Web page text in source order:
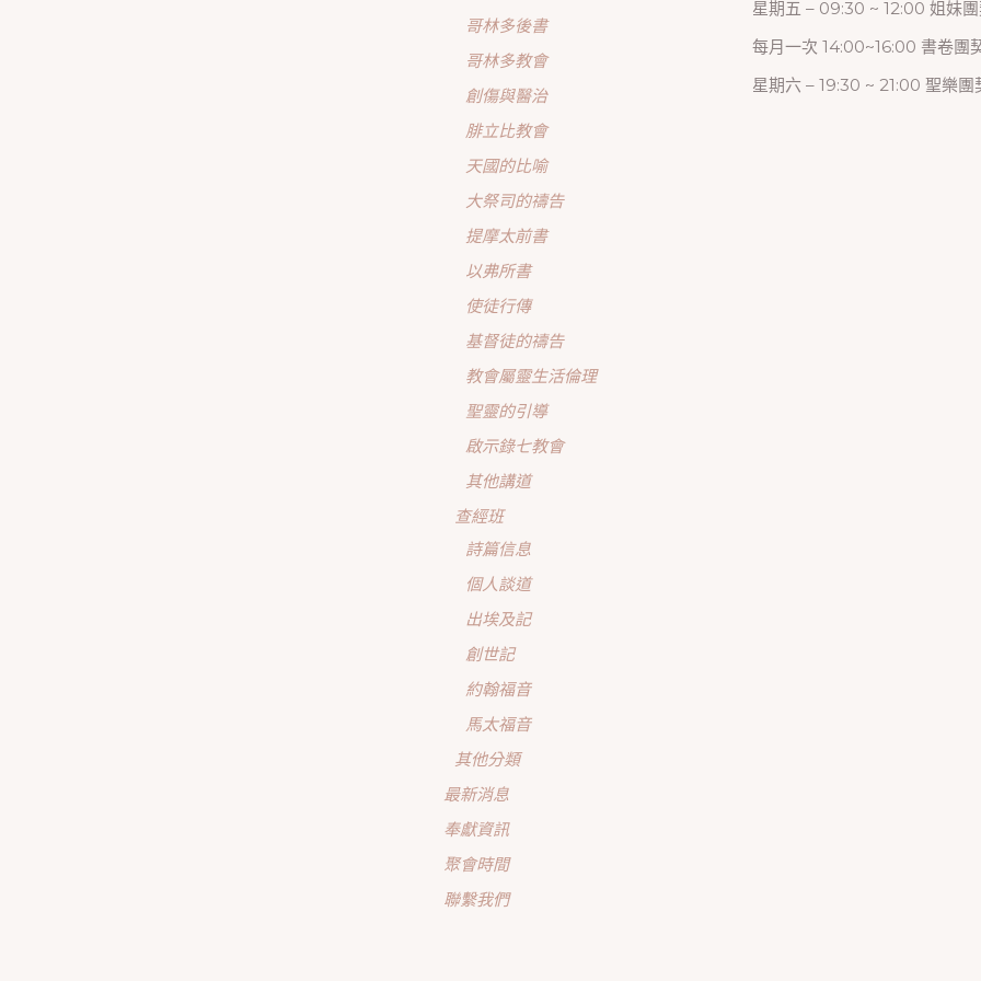
哥林多後書
哥林多教會
創傷與醫治
腓立比教會
天國的比喻
大祭司的禱告
提摩太前書
以弗所書
使徒行傳
基督徒的禱告
教會屬靈生活倫理
聖靈的引導
啟示錄七教會
其他講道
查經班
詩篇信息
個人談道
出埃及記
創世記
約翰福音
馬太福音
其他分類
最新消息
奉獻資訊
聚會時間
聯繫我們
星期五 – 09:30 ~ 12:00 姐妹
每月一次 14:00~16:00 書卷團
星期六 – 19:30 ~ 21:00 聖樂團